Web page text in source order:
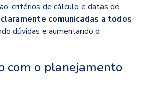
critérios de cálculo e datas de
claramente comunicadas a todos
dúvidas e aumentando o
com o planejamento